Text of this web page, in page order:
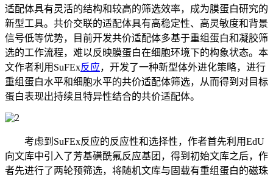
适配体具有灵活的结构和较高的筛选效率，成为膜蛋白研究的
新型工具。共价交联的适配体具有高稳定性、高灵敏度和背景
信号低等优势，目前开发共价适配体多基于重组蛋白和凝胶筛
选的工作流程，难以反映膜蛋白在细胞环境下的构象状态。本
文作者利用SuFEx反应，开发了一种新型体外进化策略，进行
重组蛋白水平和细胞水平的共价适配体筛选，从而得到对目标
蛋白表现出持续且特异性结合的共价适配体。
考虑到SuFEx反应的反应性和选择性，作者首先利用EdU
向文库中引入了芳基磺酰氟反应基团，得到初始文库之后，作
者先进行了两轮预筛选，将随机文库与固载有重组蛋白的磁珠